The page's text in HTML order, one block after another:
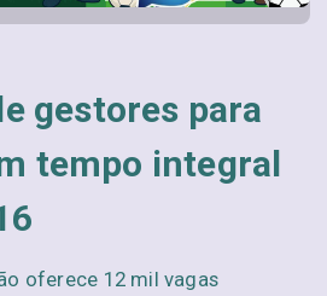
gestores para
tempo integral
oferece 12 mil vagas